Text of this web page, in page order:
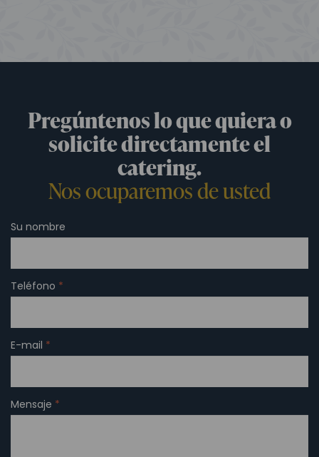
Pregúntenos lo que quiera o
solicite directamente el
catering.
Nos ocuparemos de usted
Su nombre
Teléfono *
E-mail *
Mensaje *